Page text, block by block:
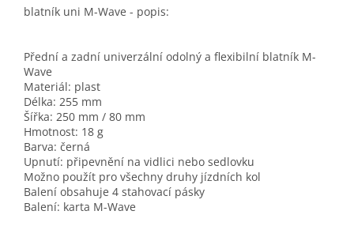
blatník uni M-Wave - popis:
Přední a zadní univerzální odolný a flexibilní blatník M-
Wave
Materiál: plast
Délka: 255 mm
Šířka: 250 mm / 80 mm
Hmotnost: 18 g
Barva: černá
Upnutí: připevnění na vidlici nebo sedlovku
Možno použít pro všechny druhy jízdních kol
Balení obsahuje 4 stahovací pásky
Balení: karta M-Wave